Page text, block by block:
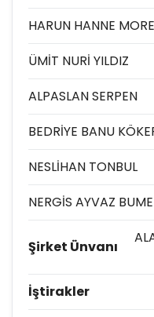
HARUN HANNE
ÜMİT NURİ YILDIZ
ALPASLAN SERPEN
BEDRİYE BANU
NESLİHAN TONBUL
NERGİS AYVAZ
Şirket Ünvanı
İştirakler